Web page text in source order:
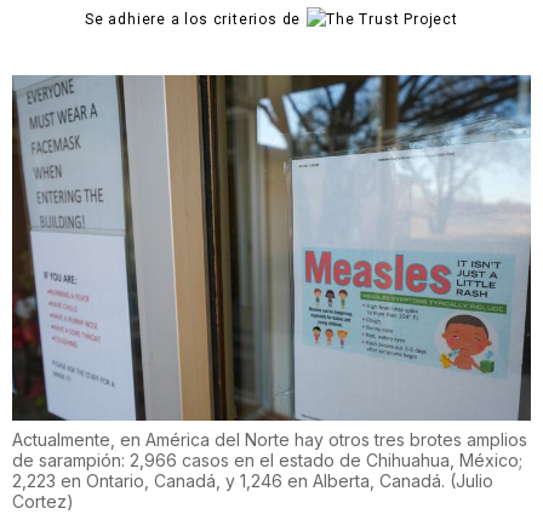
Se adhiere a los criterios de
Actualmente, en América del Norte hay otros tres brotes amplios
de sarampión: 2,966 casos en el estado de Chihuahua, México;
2,223 en Ontario, Canadá, y 1,246 en Alberta, Canadá. (Julio
Cortez)